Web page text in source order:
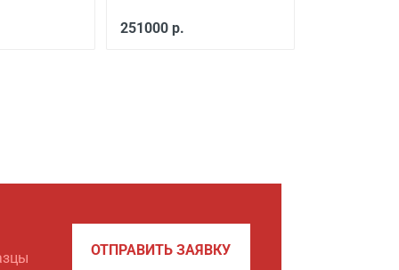
251000 р.
ОТПРАВИТЬ ЗАЯВКУ